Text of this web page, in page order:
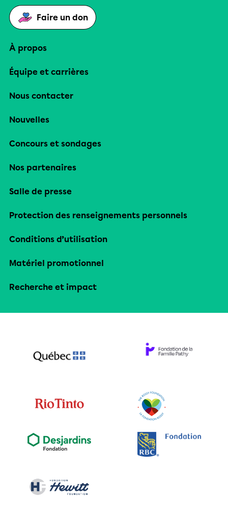
Faire un don
À propos
Équipe et carrières
Nous contacter
Nouvelles
Concours et sondages
Nos partenaires
Salle de presse
Protection des renseignements personnels
Conditions d’utilisation
Matériel promotionnel
Recherche et impact